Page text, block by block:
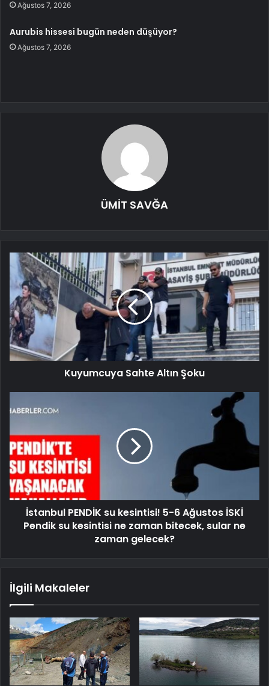
Ağustos 7, 2026
Aurubis hissesi bugün neden düşüyor?
Ağustos 7, 2026
ÜMİT SAVĞA
Kuyumcuya Sahte Altın Şoku
İstanbul PENDİK su kesintisi! 5-6 Ağustos İSKİ
Pendik su kesintisi ne zaman bitecek, sular ne
zaman gelecek?
İlgili Makaleler